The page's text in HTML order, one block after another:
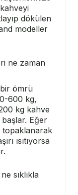
dökülen
modeller
ne zaman
ömrü
600 kg,
kg kahve
Eğer
ısıtıyorsa
sıklıkla